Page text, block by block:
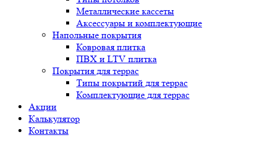
Металлические кассеты
Аксессуары и комплектующие
Напольные покрытия
Ковровая плитка
ПВХ и LTV плитка
Покрытия для террас
Типы покрытий для террас
Комплектующие для террас
Акции
Калькулятор
Контакты